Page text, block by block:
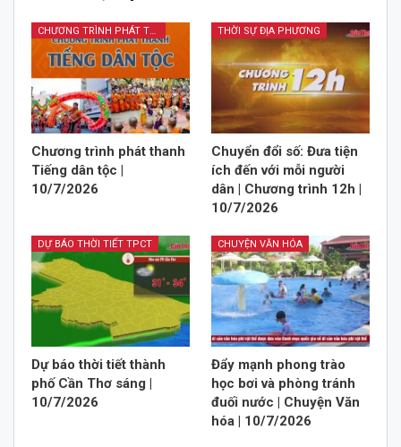
CHƯƠNG TRÌNH PHÁT THANH TIẾNG DÂN TỘC
Chương trình phát thanh
Tiếng dân tộc |
10/7/2026
THỜI SỰ ĐỊA PHƯƠNG
Chuyển đổi số: Đưa tiện
ích đến với mỗi người
dân | Chương trình 12h |
10/7/2026
DỰ BÁO THỜI TIẾT TPCT
Dự báo thời tiết thành
phố Cần Thơ sáng |
10/7/2026
CHUYỆN VĂN HÓA
Đẩy mạnh phong trào
học bơi và phòng tránh
đuối nước | Chuyện Văn
hóa | 10/7/2026